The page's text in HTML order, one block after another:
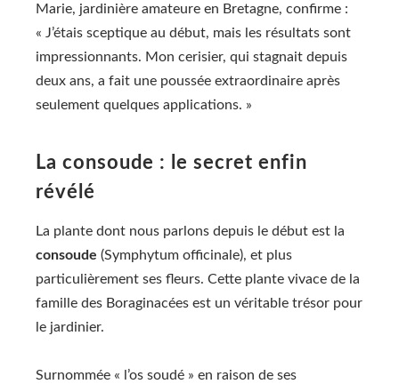
Marie, jardinière amateure en Bretagne, confirme :
« J’étais sceptique au début, mais les résultats sont
impressionnants. Mon cerisier, qui stagnait depuis
deux ans, a fait une poussée extraordinaire après
seulement quelques applications. »
La consoude : le secret enfin
révélé
La plante dont nous parlons depuis le début est la
consoude (Symphytum officinale), et plus
particulièrement ses fleurs. Cette plante vivace de la
famille des Boraginacées est un véritable trésor pour
le jardinier.
Surnommée « l’os soudé » en raison de ses